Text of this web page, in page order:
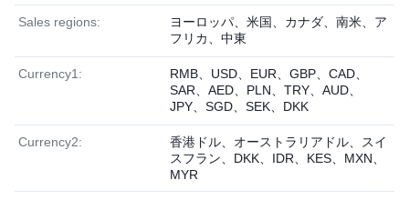
Sales regions:
ヨーロッパ、米国、カナダ、南米、ア
フリカ、中東
Currency1:
RMB、USD、EUR、GBP、CAD、
SAR、AED、PLN、TRY、AUD、
JPY、SGD、SEK、DKK
Currency2:
香港ドル、オーストラリアドル、スイ
スフラン、DKK、IDR、KES、MXN、
MYR